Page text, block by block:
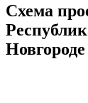
Схема
Новгороде